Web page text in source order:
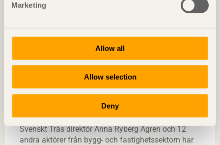
Marketing
Allow all
Allow selection
Deny
Byggsektorn vill se gränsvärden för
Svenskt Träs direktör Anna Ryberg Ågren och 12
andra aktörer från bygg- och fastighetssektorn har